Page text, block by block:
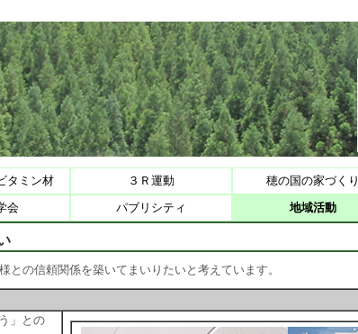
タミン材 ３Ｒ運動 穂の国の家づくり
会 パブリシティ 地域活動
との信頼関係を築いてまいりたいと考えています。
」との